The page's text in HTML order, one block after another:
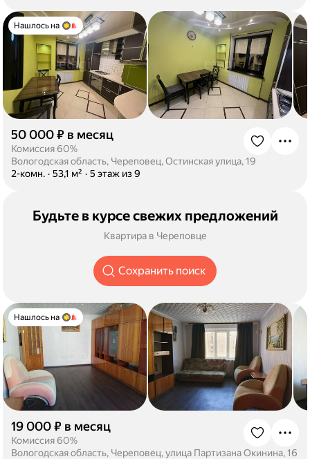
Нашлось на
50 000 ₽ в месяц
Комиссия 60%
Вологодская область, Череповец, Остинская улица, 19
2-комн. · 53,1 м² · 5 этаж из 9
Будьте в курсе свежих предложений
Квартира в Череповце
Сохранить поиск
Нашлось на
19 000 ₽ в месяц
Комиссия 60%
Вологодская область, Череповец, улица Партизана Окинина, 16